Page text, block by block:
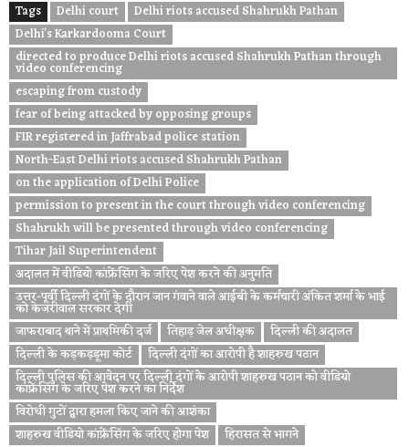
Tags Delhi court
Delhi riots accused Shahrukh Pathan
Delhi's Karkardooma Court
directed to produce Delhi riots accused Shahrukh Pathan through
video conferencing
escaping from custody
fear of being attacked by opposing groups
FIR registered in Jaffrabad police station
North-East Delhi riots accused Shahrukh Pathan
on the application of Delhi Police
permission to present in the court through video conferencing
Shahrukh will be presented through video conferencing
Tihar Jail Superintendent
अदालत में वीडियो कांफ्रेंसिंग के जरिए पेश करने की अनुमति
उत्तर-पूर्वी दिल्ली दंगों के दौरान जान गंवाने वाले आईबी के कर्मचारी अंकित शर्मा के भाई
को केजरीवाल सरकार देगी
जाफराबाद थाने में प्राथमिकी दर्ज
तिहाड़ जेल अधीक्षक
दिल्ली की अदालत
दिल्ली के कड़कड़डूमा कोर्ट
दिल्ली दंगों का आरोपी है शाहरुख पठान
दिल्ली पुलिस की आवेदन पर दिल्ली दंगों के आरोपी शाहरुख पठान को वीडियो
कांफ्रेंसिंग के जरिए पेश करने का निर्देश
विरोधी गुटों द्वारा हमला किए जाने की आशंका
शाहरुख वीडियो कांफ्रेंसिंग के जरिए होगा पेश
हिरासत से भागने